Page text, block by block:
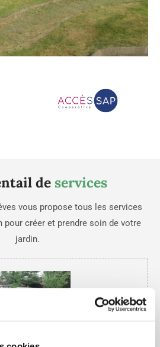
de services
vous propose tous les services
pour créer et prendre soin de votre
jardin.